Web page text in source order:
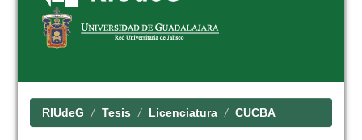
RIUdeG Tesis Licenciatura CUCBA